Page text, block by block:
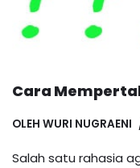
Cara
OLEH WURI NUGRAENI
Salah satu rahasia